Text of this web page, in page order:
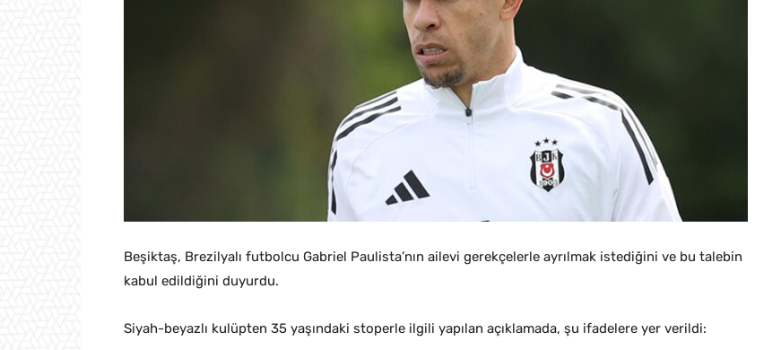
Beşiktaş, Brezilyalı futbolcu Gabriel Paulista’nın ailevi gerekçelerle ayrılmak istediğini ve bu talebin
kabul edildiğini duyurdu.
Siyah-beyazlı kulüpten 35 yaşındaki stoperle ilgili yapılan açıklamada, şu ifadelere yer verildi: